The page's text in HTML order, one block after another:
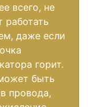
всего, не
работать
даже если
горит.
быть
провода,